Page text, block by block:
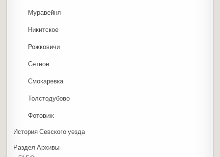
Муравейня
Никитское
Рожковичи
Сетное
Смокаревка
Толстодубово
Фотовиж
История Севского уезда
Раздел Архивы